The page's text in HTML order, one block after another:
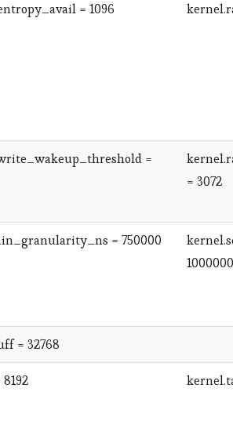
= 1096
=
= 3072
= 750000
= 32768